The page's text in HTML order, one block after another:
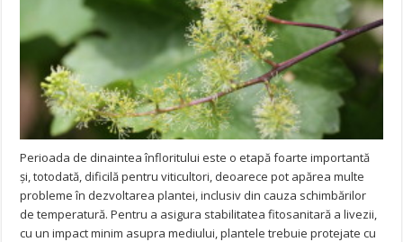
Perioada de dinaintea înfloritului este o etapă foarte importantă
și, totodată, dificilă pentru viticultori, deoarece pot apărea multe
probleme în dezvoltarea plantei, inclusiv din cauza schimbărilor
de temperatură. Pentru a asigura stabilitatea fitosanitară a livezii,
cu un impact minim asupra mediului, plantele trebuie protejate cu